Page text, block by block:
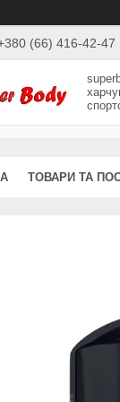
(66) 416-42-47
ТОВАРИ ТА